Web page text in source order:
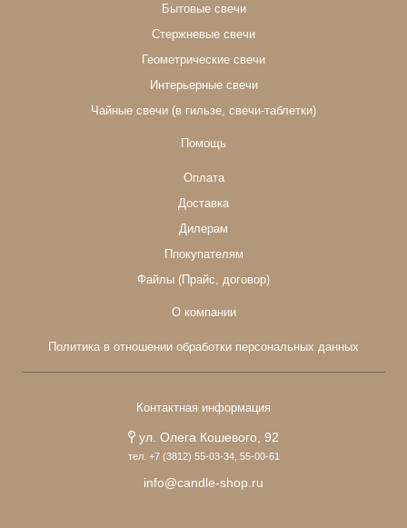
Бытовые свечи
Стержневые свечи
Геометрические свечи
Интерьерные свечи
Чайные свечи (в гильзе, свечи-таблетки)
Помощь
Оплата
Доставка
Дилерам
Ппокупателям
Файлы (Прайс, договор)
О компании
Политика в отношении обработки персональных данных
Контактная информация
ул. Олега Кошевого, 92
тел. +7 (3812) 55-03-34, 55-00-61
info@candle-shop.ru